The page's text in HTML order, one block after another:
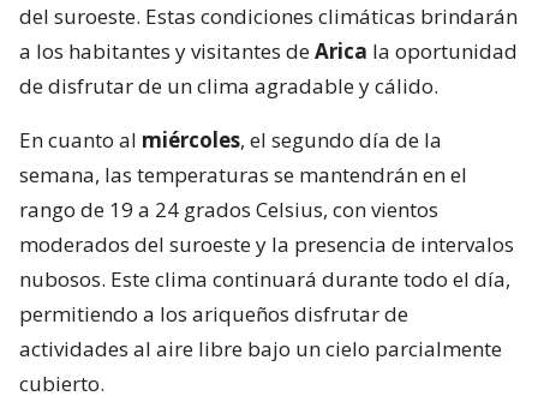
del suroeste. Estas condiciones climáticas brindarán
a los habitantes y visitantes deArica la oportunidad
de disfrutar de un clima agradable y cálido.
En cuanto al miércoles, el segundo día de la
semana, las temperaturas se mantendrán en el
rango de 19 a 24 grados Celsius, con vientos
moderados del suroeste y la presencia de intervalos
nubosos. Este clima continuará durante todo el día,
permitiendo a los ariqueños disfrutar de
actividades al aire libre bajo un cielo parcialmente
cubierto.